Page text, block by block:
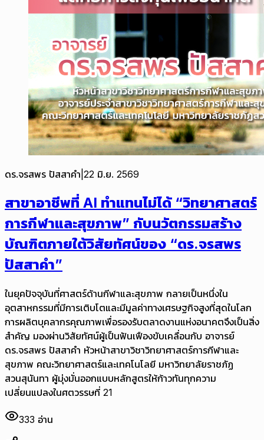
ดร.จรสพร ปัสสาคำ 22 มิ.ย. 2569
สาขาอาชีพที่ AI ทำแทนไม่ได้ “วิทยาศาสตร์
การกีฬาและสุขภาพ” กับนวัตกรรมสร้าง
บัณฑิตภายใต้วิสัยทัศน์ของ “ดร.จรสพร
ปัสสาคำ”
ในยุคปัจจุบันที่ศาสตร์ด้านกีฬาและสุขภาพ กลายเป็นหนึ่งใน
อุตสาหกรรมที่มีการเติบโตและมีมูลค่าทางเศรษฐกิจสูงที่สุดในโลก
การผลิตบุคลากรคุณภาพเพื่อรองรับตลาดงานแห่งอนาคตจึงเป็นสิ่ง
สำคัญ มองผ่านวิสัยทัศน์ผู้เป็นฟันเฟืองขับเคลื่อนกับ อาจารย์
ดร.จรสพร ปัสสาคำ หัวหน้าสาขาวิชาวิทยาศาสตร์การกีฬาและ
สุขภาพ คณะวิทยาศาสตร์และเทคโนโลยี มหาวิทยาลัยราชภัฏ
สวนสุนันทา ผู้มุ่งมั่นออกแบบหลักสูตรให้ก้าวทันทุกความ
เปลี่ยนแปลงในศตวรรษที่ 21
333 อ่าน